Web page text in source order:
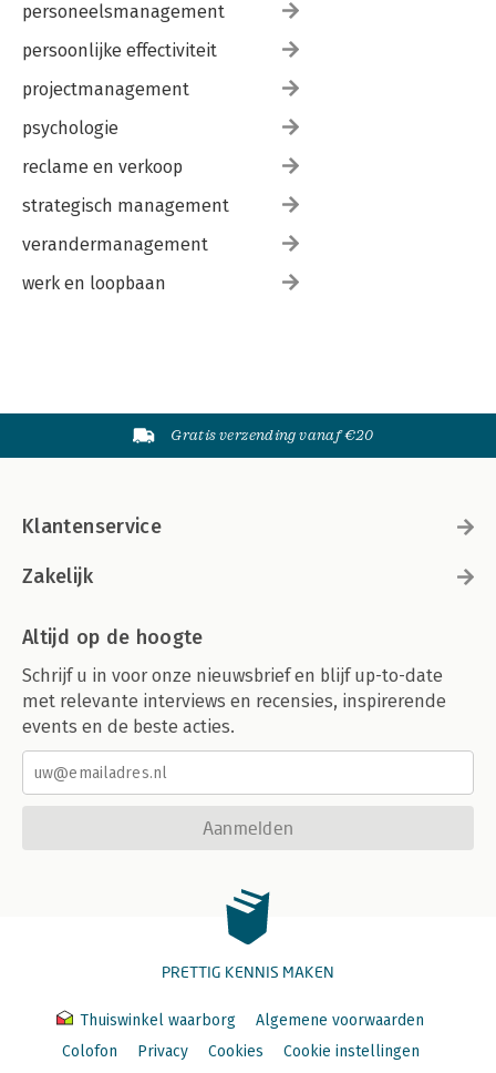
personeelsmanagement
persoonlijke effectiviteit
projectmanagement
psychologie
reclame en verkoop
strategisch management
verandermanagement
werk en loopbaan
Gratis verzending vanaf €20
Klantenservice
Zakelijk
Altijd op de hoogte
Schrijf u in voor onze nieuwsbrief en blijf up-to-date
met relevante interviews en recensies, inspirerende
events en de beste acties.
Aanmelden
PRETTIG KENNIS MAKEN
Thuiswinkel waarborg
Algemene voorwaarden
Colofon
Privacy Cookies Cookie instellingen